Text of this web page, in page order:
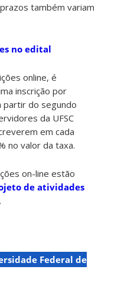
também variam
no edital
online, é
inscrição por
partir do segundo
da UFSC
em cada
no valor da taxa.
on-line estão
de atividades
.
Federal de